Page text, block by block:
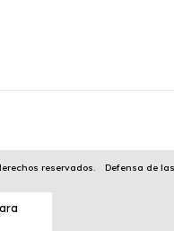
reservados. Defensa de